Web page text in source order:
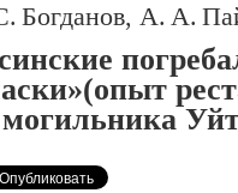
Богданов, А. А.